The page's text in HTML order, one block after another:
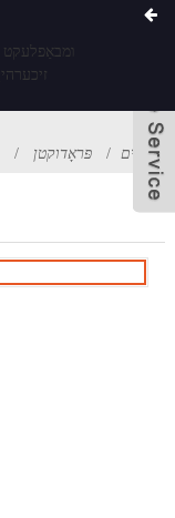
היים פּראָדוקטן